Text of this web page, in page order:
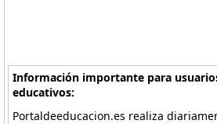
Información importante para
educativos:
Portaldeeducacion.es realiza